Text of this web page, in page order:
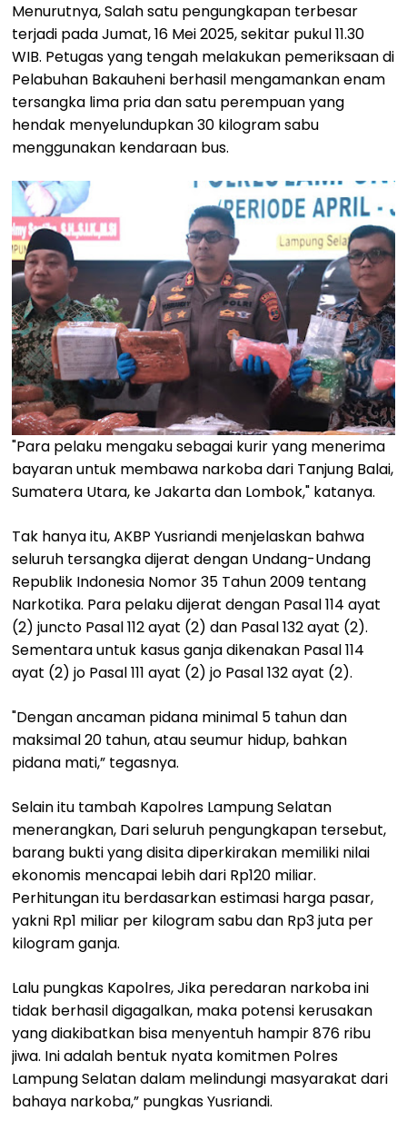
Menurutnya, Salah satu pengungkapan terbesar
terjadi pada Jumat, 16 Mei 2025, sekitar pukul 11.30
WIB. Petugas yang tengah melakukan pemeriksaan di
Pelabuhan Bakauheni berhasil mengamankan enam
tersangka lima pria dan satu perempuan yang
hendak menyelundupkan 30 kilogram sabu
menggunakan kendaraan bus.
"Para pelaku mengaku sebagai kurir yang menerima
bayaran untuk membawa narkoba dari Tanjung Balai,
Sumatera Utara, ke Jakarta dan Lombok," katanya.
Tak hanya itu, AKBP Yusriandi menjelaskan bahwa
seluruh tersangka dijerat dengan Undang-Undang
Republik Indonesia Nomor 35 Tahun 2009 tentang
Narkotika. Para pelaku dijerat dengan Pasal 114 ayat
(2) juncto Pasal 112 ayat (2) dan Pasal 132 ayat (2).
Sementara untuk kasus ganja dikenakan Pasal 114
ayat (2) jo Pasal 111 ayat (2) jo Pasal 132 ayat (2).
"Dengan ancaman pidana minimal 5 tahun dan
maksimal 20 tahun, atau seumur hidup, bahkan
pidana mati,” tegasnya.
Selain itu tambah Kapolres Lampung Selatan
menerangkan, Dari seluruh pengungkapan tersebut,
barang bukti yang disita diperkirakan memiliki nilai
ekonomis mencapai lebih dari Rp120 miliar.
Perhitungan itu berdasarkan estimasi harga pasar,
yakni Rp1 miliar per kilogram sabu dan Rp3 juta per
kilogram ganja.
Lalu pungkas Kapolres, Jika peredaran narkoba ini
tidak berhasil digagalkan, maka potensi kerusakan
yang diakibatkan bisa menyentuh hampir 876 ribu
jiwa. Ini adalah bentuk nyata komitmen Polres
Lampung Selatan dalam melindungi masyarakat dari
bahaya narkoba,” pungkas Yusriandi.